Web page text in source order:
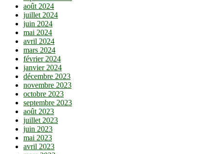
août 2024
juillet 2024
juin 2024
mai 2024
avril 2024
mars 2024
février 2024
janvier 2024
décembre 2023
novembre 2023
octobre 2023
septembre 2023
août 2023
juillet 2023
juin 2023
mai 2023
avril 2023